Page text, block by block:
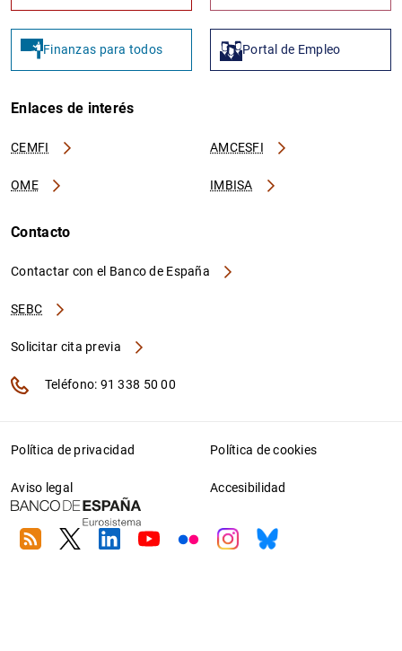
Finanzas para todos Portal de Empleo
Enlaces de interés
CEMFI AMCESFI
OME IMBISA
Contacto
Contactar con el Banco de España
SEBC
Solicitar cita previa
Teléfono: 91 338 50 00
Política de privacidad Política de cookies
Aviso legal Accesibilidad
RSS TwitterLinkedin
YoutubeFlickrInstagram
Bluesky